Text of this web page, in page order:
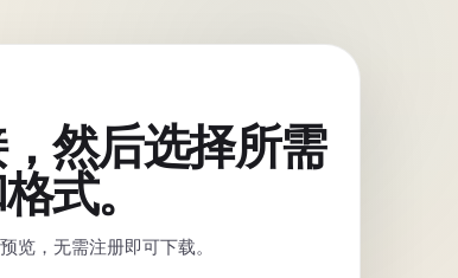
然后选择所需
式。
览，无需注册即可下载。